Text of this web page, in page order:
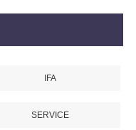
IFA
SERVICE